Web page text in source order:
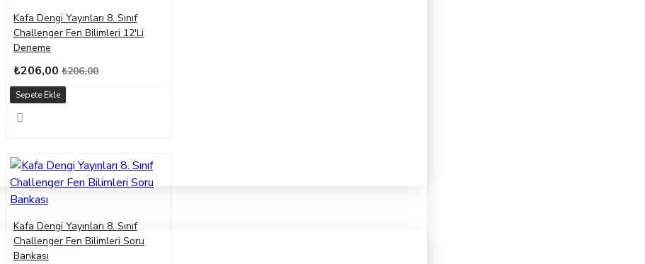
Kafa Dengi Yayınları 8. Sınıf
Challenger Fen Bilimleri 12'Li
Deneme
₺206,00 ₺206,00
Sepete Ekle
Kafa Dengi Yayınları 8. Sınıf
Challenger Fen Bilimleri Soru
Bankası